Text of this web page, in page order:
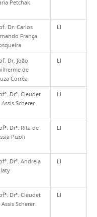
Petchak
Dr. Carlos
França
LI
Dr. João
de
Corrêa
LI
Drª. Cleudet
Assis Scherer
LI
Drª. Rita de
Pizoli
LI
Drª. Andreia
LI
Drª. Cleudet
Assis Scherer
LI